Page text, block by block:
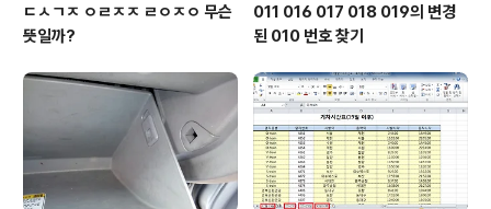
ㄷㅅㄱㅈ ㅇㄹㅈㅈ ㄹㅇㅈㅇ 무슨
뜻일까?
011 016 017 018 019의 변경
된 010 번호 찾기